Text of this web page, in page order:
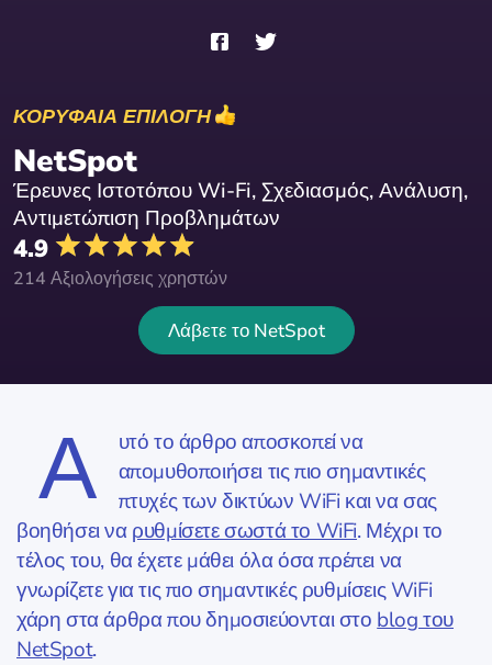
ΚΟΡΥΦΑΙΑ ΕΠΙΛΟΓΗ
NetSpot
Έρευνες Ιστοτόπου Wi-Fi, Σχεδιασμός, Ανάλυση,
Αντιμετώπιση Προβλημάτων
4.9
214 Αξιολογήσεις χρηστών
Λάβετε το NetSpot
Α
υτό το άρθρο αποσκοπεί να
απομυθοποιήσει τις πιο σημαντικές
πτυχές των δικτύων WiFi και να σας
βοηθήσει ναρυθμίσετε σωστά το WiFi. Μέχρι το
τέλος του, θα έχετε μάθει όλα όσα πρέπει να
γνωρίζετε για τις πιο σημαντικές ρυθμίσεις WiFi
χάρη στα άρθρα που δημοσιεύονται στο blog του
NetSpot.